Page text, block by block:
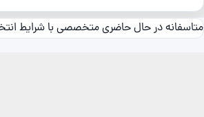
متاسفانه در حال حاضری متخصصی با شرایط